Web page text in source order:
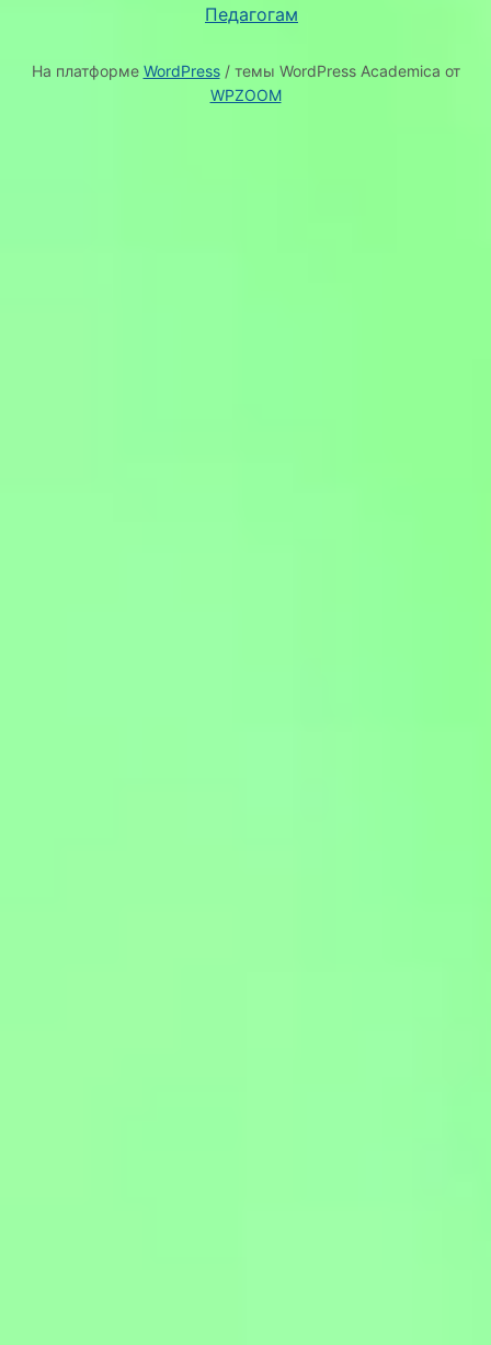
Педагогам
На платформе WordPress/ темы WordPress Academica от
WPZOOM